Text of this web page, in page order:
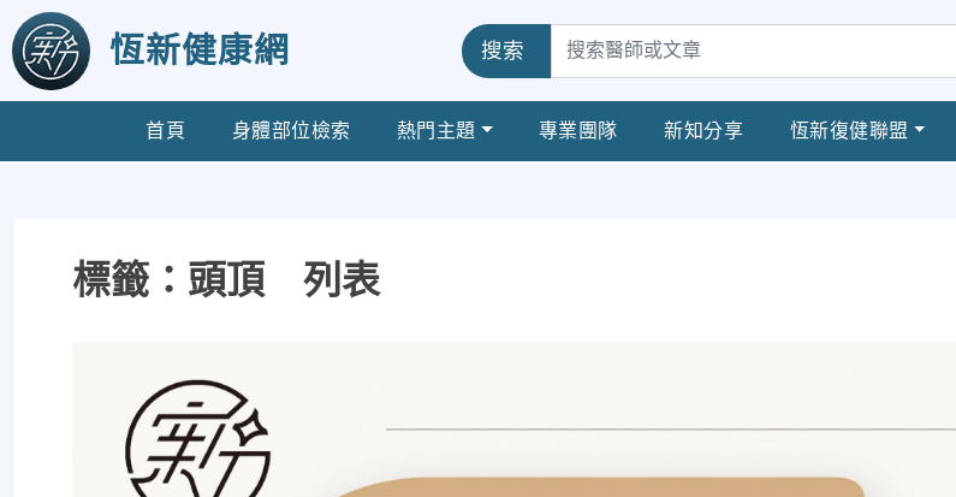
恆新健康網 搜索
首頁 身體部位檢索 熱門主題 專業團隊 新知分享 恆新復健聯盟
標籤：頭頂 列表